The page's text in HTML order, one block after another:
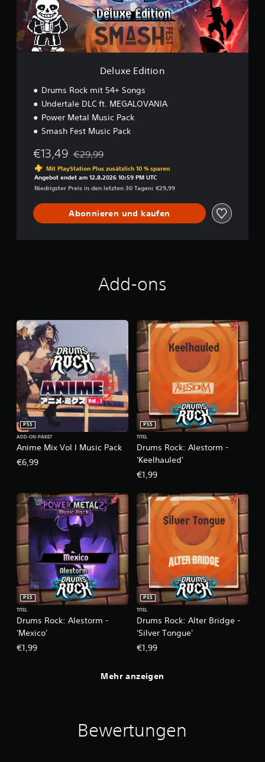
i
o
Deluxe Edition
Drums Rock mit 54+ Songs
Undertale DLC ft. MEGALOVANIA
Power Metal Music Pack
Smash Fest Music Pack
€13,49 Preisnachlass gegenüber dem Originalpreis von
€29,99
Mit PlayStation Plus zusätzlich 10 % sparen
Angebot endet am 12.8.2026 10:59 PM UTC
Niedrigster Preis in den letzten 30 Tagen: €29,99
Abonnieren und kaufen
Add-ons
Anime Mix Vol I Music Pack
PS5
ADD-ON-PAKET
€6,99
Drums Rock: Alestorm -
'Keelhauled'
PS5
TITEL
€1,99
Drums Rock: Alestorm -
'Mexico'
PS5
TITEL
€1,99
Drums Rock: Alter Bridge -
'Silver Tongue'
PS5
TITEL
€1,99
Mehr anzeigen
Bewertungen